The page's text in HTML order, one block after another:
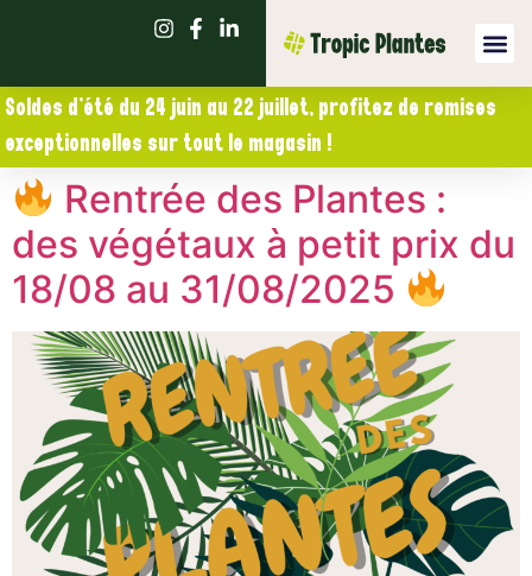
Soldes d’été du 24 juin au 22 juillet, profitez de remises
exceptionnelles sur tout le magasin !
Rentrée des Plantes :
des végétaux à petit prix du
18/08 au 31/08/2025